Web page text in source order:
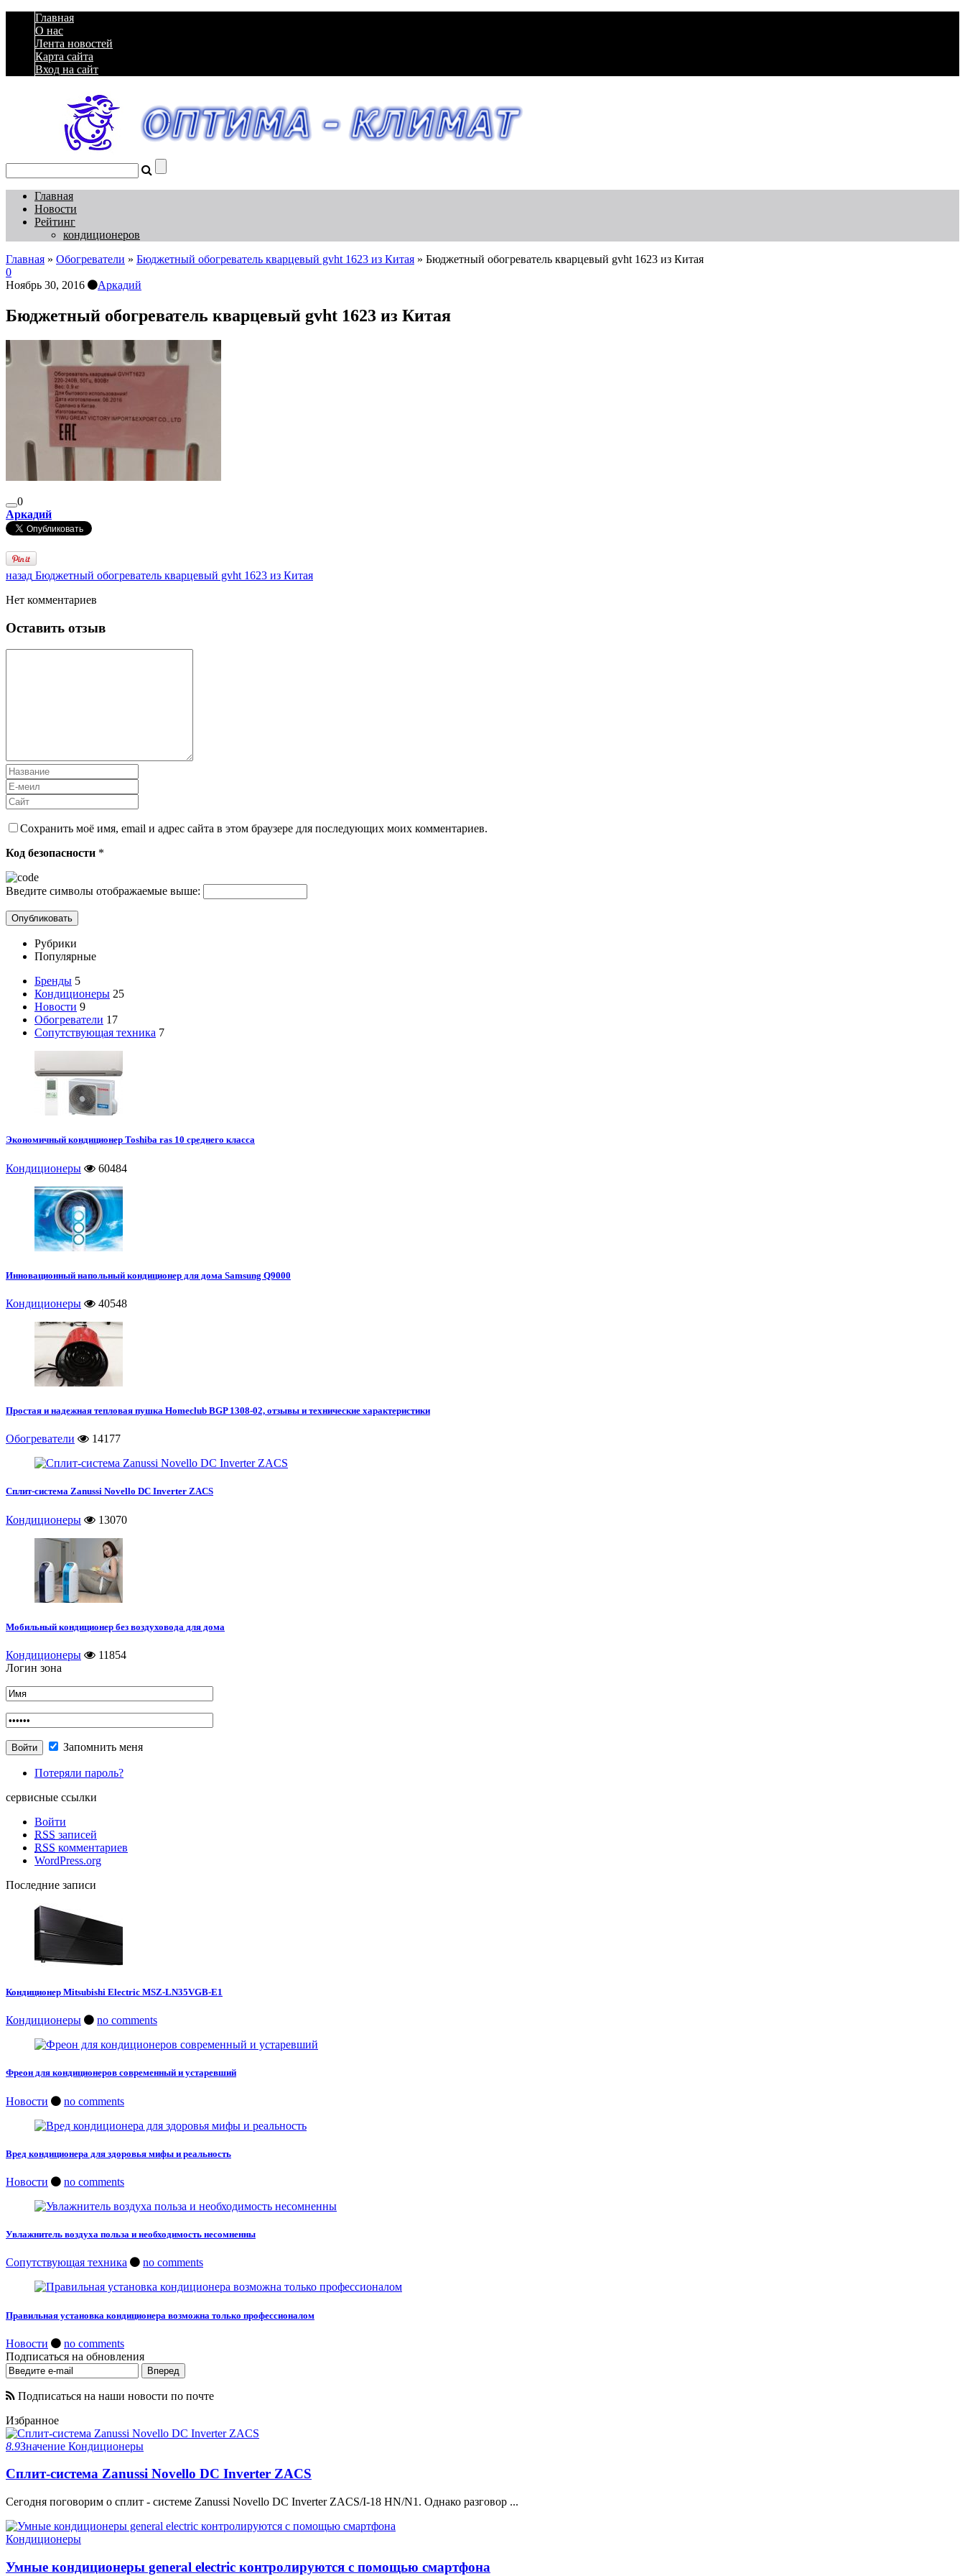
Главная
О нас
Лента новостей
Карта сайта
Вход на сайт
Главная
Новости
Рейтинг
кондиционеров
Главная » Обогреватели » Бюджетный обогреватель кварцевый gvht 1623 из Китая » Бюджетный обогреватель кварцевый gvht 1623 из Китая
0
Ноябрь 30, 2016
Аркадий
Бюджетный обогреватель кварцевый gvht 1623 из Китая
0
Аркадий
назад Бюджетный обогреватель кварцевый gvht 1623 из Китая
Нет комментариев
Оставить отзыв
Сохранить моё имя, email и адрес сайта в этом браузере для последующих моих комментариев.
Код безопасности *
Введите символы отображаемые выше:
Рубрики
Популярные
Бренды 5
Кондиционеры 25
Новости 9
Обогреватели 17
Сопутствующая техника 7
Экономичный кондиционер Toshiba ras 10 среднего класса
Кондиционеры 60484
Инновационный напольный кондиционер для дома Samsung Q9000
Кондиционеры 40548
Простая и надежная тепловая пушка Homeclub BGP 1308-02, отзывы и технические характеристики
Обогреватели 14177
Сплит-система Zanussi Novello DC Inverter ZACS
Кондиционеры 13070
Мобильный кондиционер без воздуховода для дома
Кондиционеры
11854
Логин зона
Запомнить меня
Потеряли пароль?
сервисные ссылки
Войти
RSS записей
RSS комментариев
WordPress.org
Последние записи
Кондиционер Mitsubishi Electric MSZ-LN35VGB-E1
Кондиционеры no comments
Фреон для кондиционеров современный и устаревший
Новости no comments
Вред кондиционера для здоровья мифы и реальность
Новости no comments
Увлажнитель воздуха польза и необходимость несомненны
Сопутствующая техника no comments
Правильная установка кондиционера возможна только профессионалом
Новости
no comments
Подписаться на обновления
Подписаться на наши новости по почте
Избранное
8.9Значение Кондиционеры
Сплит-система Zanussi Novello DC Inverter ZACS
Сегодня поговорим о сплит - системе Zanussi Novello DC Inverter ZACS/I-18 HN/N1. Однако разговор ...
Кондиционеры
Умные кондиционеры general electric контролируются с помощью смартфона